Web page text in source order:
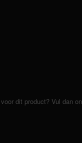
dit product? Vul dan